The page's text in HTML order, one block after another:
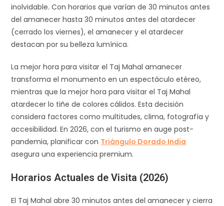
inolvidable. Con horarios que varían de 30 minutos antes
del amanecer hasta 30 minutos antes del atardecer
(cerrado los viernes), el amanecer y el atardecer
destacan por su belleza lumínica.
La mejor hora para visitar el Taj Mahal amanecer
transforma el monumento en un espectáculo etéreo,
mientras que la mejor hora para visitar el Taj Mahal
atardecer lo tiñe de colores cálidos. Esta decisión
considera factores como multitudes, clima, fotografía y
accesibilidad. En 2026, con el turismo en auge post-
pandemia, planificar con Triángulo Dorado India
asegura una experiencia premium.
Horarios Actuales de Visita (2026)
El Taj Mahal abre 30 minutos antes del amanecer y cierra